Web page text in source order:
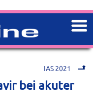
IAS 2021
bei akuter